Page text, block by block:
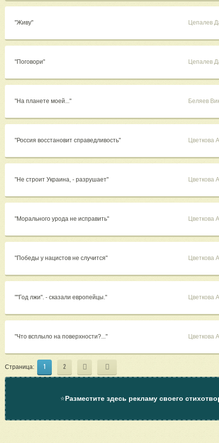
"Живу" Цепалев
"Поговори" Цепалев
"На планете моей..." Беляев
"Россия восстановит справедливость" Цветкова
"Не строит Украина, - разрушает" Цветкова
"Морального урода не исправить" Цветкова
"Победы у нацистов не случится" Цветкова
""Год лжи". - сказали европейцы." Цветкова
"Что всплыло на поверхности?..." Цветкова
Страница: 1 2
⭐Разместите здесь рекламу своего